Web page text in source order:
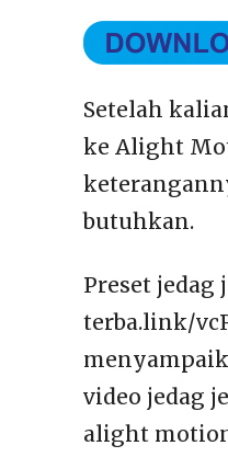
Setelah
ke Alight
butuhkan.
Preset jedag
terba.link/
video jedag
alight